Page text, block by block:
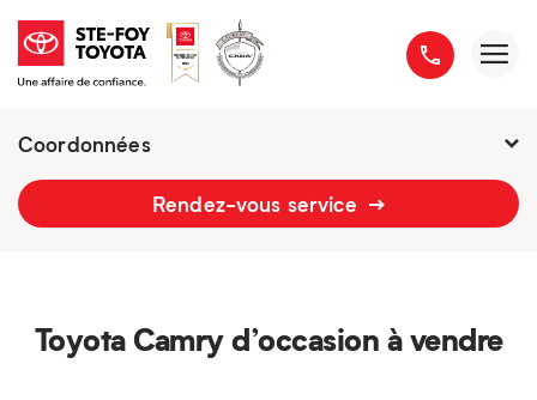
Coordonnées
7h - 18h
Rendez-vous service
Toyota Camry d’occasion à vendre